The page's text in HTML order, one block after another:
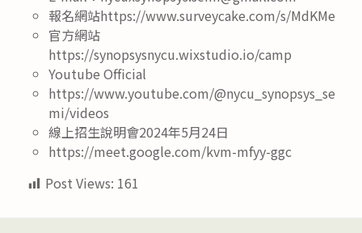
報名網站https://www.surveycake.com/s/MdKMe
官方網站
https://synopsysnycu.wixstudio.io/camp
Youtube Official
https://www.youtube.com/@nycu_synopsys_se
mi/videos
線上招生說明會2024年5月24日
https://meet.google.com/kvm-mfyy-ggc
Post Views: 161